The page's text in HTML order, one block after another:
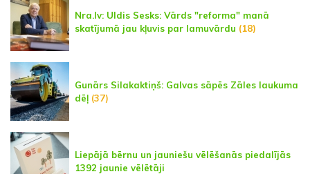
Nra.lv: Uldis Sesks: Vārds "reforma" manā
skatījumā jau kļuvis par lamuvārdu (18)
Gunārs Silakaktiņš: Galvas sāpēs Zāles laukuma
dēļ (37)
Liepājā bērnu un jauniešu vēlēšanās piedalījās
1392 jaunie vēlētāji